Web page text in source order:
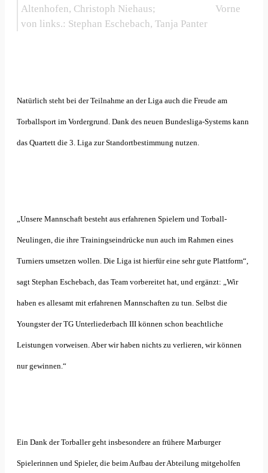
Altenhofen, Christoph Niehaus; Vorne
von links.: Stephan Eschebach, Tanja Panter
Natürlich steht bei der Teilnahme an der Liga auch die Freude am
Torballsport im Vordergrund. Dank des neuen Bundesliga-Systems kann
das Quartett die 3. Liga zur Standortbestimmung nutzen.
„Unsere Mannschaft besteht aus erfahrenen Spielern und Torball-
Neulingen, die ihre Trainingseindrücke nun auch im Rahmen eines
Turniers umsetzen wollen. Die Liga ist hierfür eine sehr gute Plattform“,
sagt Stephan Eschebach, das Team vorbereitet hat, und ergänzt: „Wir
haben es allesamt mit erfahrenen Mannschaften zu tun. Selbst die
Youngster der TG Unterliederbach III können schon beachtliche
Leistungen vorweisen. Aber wir haben nichts zu verlieren, wir können
nur gewinnen.“
Ein Dank der Torballer geht insbesondere an frühere Marburger
Spielerinnen und Spieler, die beim Aufbau der Abteilung mitgeholfen